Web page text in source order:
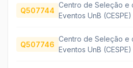
Q507744
Centro de Seleção e
Eventos UnB (CESPE)
Q507746
Centro de Seleção e
Eventos UnB (CESPE)